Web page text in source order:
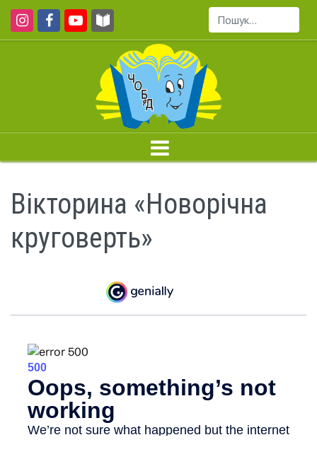
Пошук...
Вікторина «Новорічна
круговерть»